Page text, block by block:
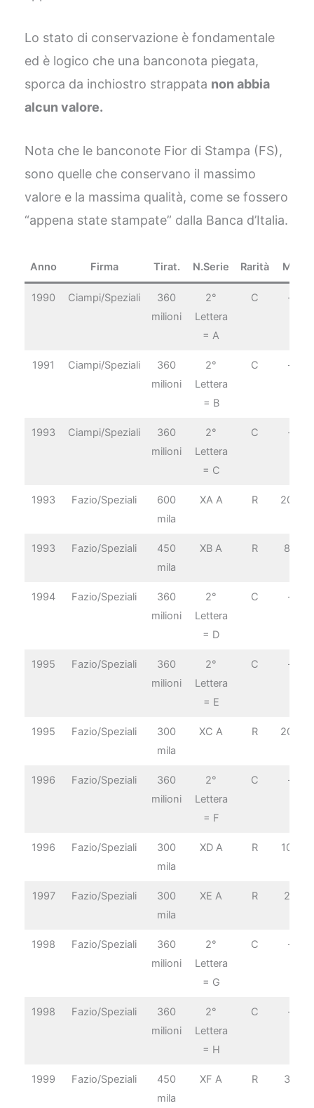
Lo stato di conservazione è fondamentale
ed è logico che una banconota piegata,
sporca da inchiostro strappata non abbia
alcun valore.
Nota che le banconote Fior di Stampa (FS),
sono quelle che conservano il massimo
valore e la massima qualità, come se fossero
“appena state stampate” dalla Banca d’Italia.
Anno Firma Tirat. N.Serie Rarità MB
1990 Ciampi/Speziali
360
milioni
2°
Lettera
= A
C –
1991 Ciampi/Speziali
360
milioni
2°
Lettera
= B
C –
1993 Ciampi/Speziali
360
milioni
2°
Lettera
= C
C –
1993 Fazio/Speziali
600
mila
XA A R 20€
1993 Fazio/Speziali
450
mila
XB A R 8€
1994 Fazio/Speziali
360
milioni
2°
Lettera
= D
C –
1995 Fazio/Speziali
360
milioni
2°
Lettera
= E
C –
1995 Fazio/Speziali
300
mila
XC A R 20€
1996 Fazio/Speziali
360
milioni
2°
Lettera
= F
C –
1996 Fazio/Speziali
300
mila
XD A R 10€
1997 Fazio/Speziali
300
mila
XE A R 2€
1998 Fazio/Speziali
360
milioni
2°
Lettera
= G
C –
1998 Fazio/Speziali
360
milioni
2°
Lettera
= H
C –
1999 Fazio/Speziali
450
mila
XF A R 3€